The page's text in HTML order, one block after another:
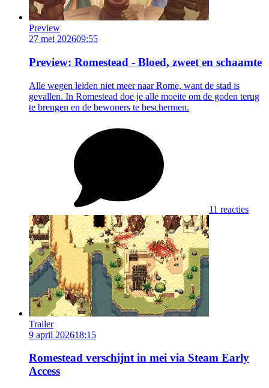
Preview
27 mei 202609:55
Preview: Romestead - Bloed, zweet en schaamte
Alle wegen leiden niet meer naar Rome, want de stad is
gevallen. In Romestead doe je alle moeite om de goden terug
te brengen en de bewoners te beschermen.
11 reacties
Trailer
9 april 202618:15
Romestead verschijnt in mei via Steam Early
Access